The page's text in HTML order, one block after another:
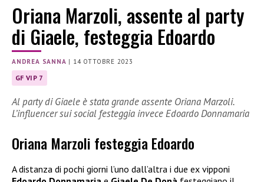
Oriana Marzoli, assente al party
di Giaele, festeggia Edoardo
ANDREA SANNA | 14 OTTOBRE 2023
GF VIP 7
Al party di Giaele è stata grande assente Oriana Marzoli.
L’influencer sui social festeggia invece Edoardo Donnamaria
Oriana Marzoli festeggia Edoardo
A distanza di pochi giorni l’uno dall’altra i due ex vipponi